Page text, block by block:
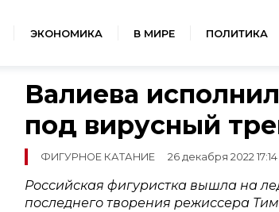
ЭКОНОМИКА В МИРЕ ПОЛИТИКА
Валиева
под вирусный
ФИГУРНОЕ КАТАНИЕ 26 декабря 2022 17:14
Российская фигуристка вышла на
последнего творения режиссера